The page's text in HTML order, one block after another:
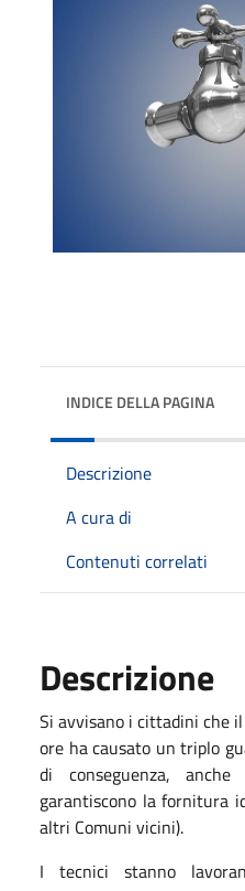
INDICE DELLA PAGINA
Descrizione
A cura di
Contenuti correlati
Descrizione
Si avvisano i cittadini che
ore ha causato un triplo
di conseguenza,
garantiscono la fornitura
altri Comuni vicini).
I tecnici stanno